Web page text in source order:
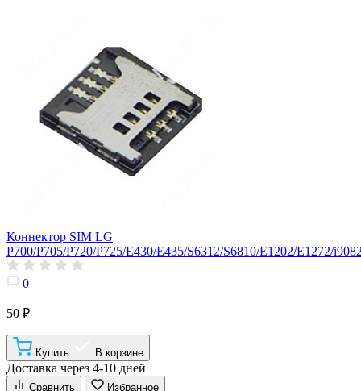
Коннектор SIM LG
P700/P705/P720/P725/E430/E435/S6312/S6810/E1202/E1272/
0
50 ₽
Купить В корзине
Доставка через 4-10 дней
Сравнить Избранное